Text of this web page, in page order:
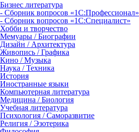
Бизнес литература
- Сборник вопросов «1С:Профессионал»
- Сборник вопросов «1С:Специалист»
Хобби и творчество
Мемуары / Биографии
Дизайн / Архитектура
Живопись / Графика
Кино / Музыка
Наука / Техника
История
Иностранные языки
Компьютерная литература
Медицина / Биология
Учебная литература
Психология / Саморазвитие
Религия / Эзотерика